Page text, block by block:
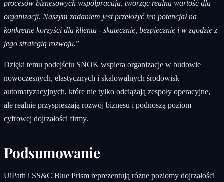
procesów biznesowych współpracują, tworząc realną wartość dla
organizacji. Naszym zadaniem jest przełożyć ten potencjał na
konkretne korzyści dla klienta - skutecznie, bezpiecznie i w zgodzie z
jego strategią rozwoju.”
Dzięki temu podejściu SNOK wspiera organizacje w budowie
nowoczesnych, elastycznych i skalowalnych środowisk
automatyzacyjnych, które nie tylko odciążają zespoły operacyjne,
ale realnie przyspieszają rozwój biznesu i podnoszą poziom
cyfrowej dojrzałości firmy.
Podsumowanie
UiPath i SS&C Blue Prism reprezentują różne poziomy dojrzałości